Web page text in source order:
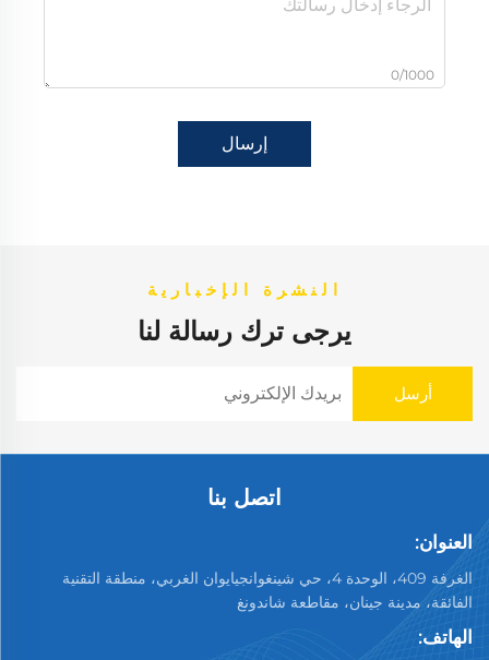
0/1000
إرسال
النشرة الإخبارية
يرجى ترك رسالة لنا
اتصل بنا
العنوان:
الغرفة 409، الوحدة 4، حي شينغوانجيايوان الغربي، منطقة التقنية
الفائقة، مدينة جينان، مقاطعة شاندونغ
الهاتف: